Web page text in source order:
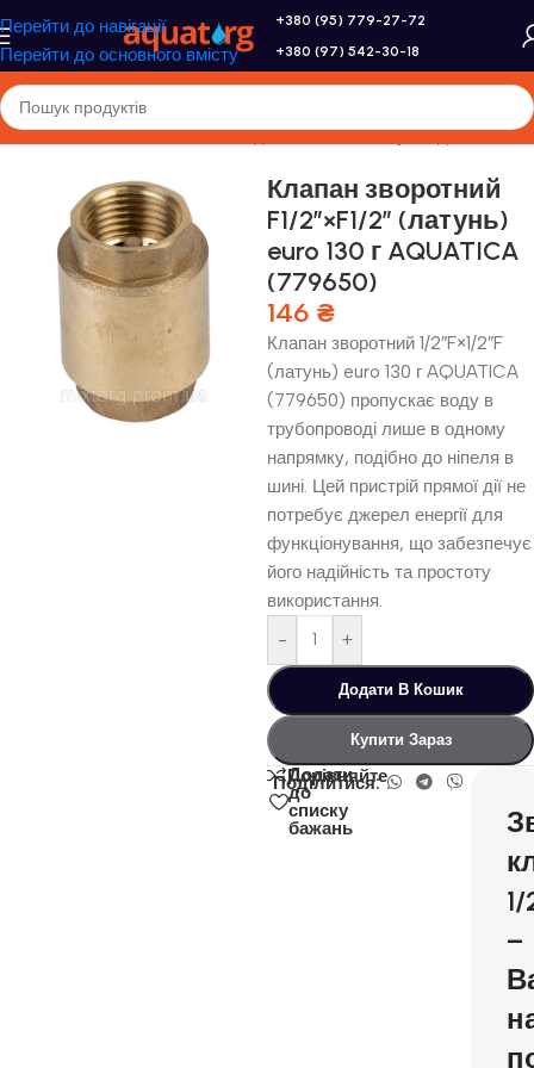
Перейти до навігації
Перейти до основного вмісту
+380 (95) 779-27-72
+380 (97) 542-30-18
/Насоси та насосне обладнання/Комплектуючі для насосів
Клапан зворотний
F1/2″×F1/2″ (латунь)
euro 130 г AQUATICA
(779650)
146 ₴
Клапан зворотний 1/2″F×1/2″F
(латунь) euro 130 г AQUATICA
(779650) пропускає воду в
трубопроводі лише в одному
напрямку, подібно до ніпеля в
шині. Цей пристрій прямої дії не
потребує джерел енергії для
функціонування, що забезпечує
його надійність та простоту
використання.
-
+
Додати В Кошик
Купити Зараз
Порівняйте
Додати
до
списку
бажань
Поділитися:
–